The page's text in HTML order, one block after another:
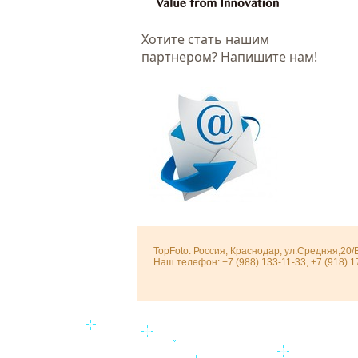
Хотитe стать нашим
партнером? Напишите нам!
TopFoto: Россия, Краснодар, ул.Средняя,20/
Наш телефон: +7 (988) 133-11-33, +7 (918)